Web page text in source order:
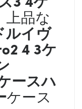
上品な
ルイヴ
4 3ケ
ースハ
ケース